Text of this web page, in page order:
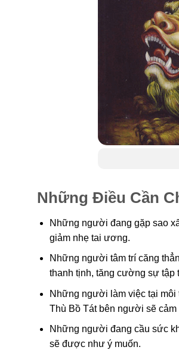
Những Điều Cần
Những người đang gặp sao
giảm nhẹ tai ương.
Những người tâm trí căng
thanh tịnh, tăng cường sự tập
Những người làm việc tại
Thù Bồ Tát bên người sẽ cảm
Những người đang cầu sức
sẽ được như ý muốn.